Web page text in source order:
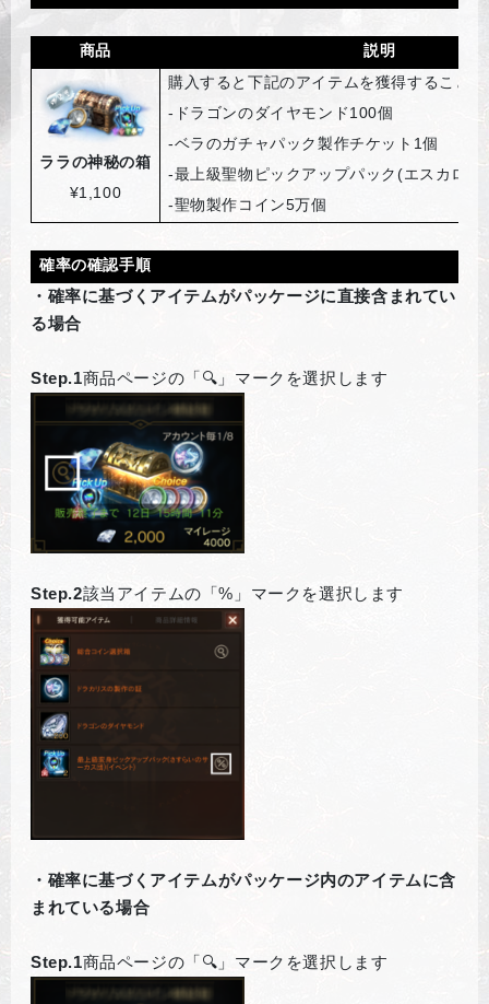
商品 説明
ララの神秘の箱
¥1,100
購入すると下記のアイテムを獲得すること
- ドラゴンのダイヤモンド100個
-ベラのガチャパック製作チケット1個
-最上級聖物ピックアップパック(エスカロ
-聖物製作コイン5万個
確率の確認手順
・確率に基づくアイテムがパッケージに直接含まれてい
る場合
Step.1商品ページの「🔍」マークを選択します
Step.2該当アイテムの「%」マークを選択します
・確率に基づくアイテムがパッケージ内のアイテムに含
まれている場合
Step.1商品ページの「🔍」マークを選択します